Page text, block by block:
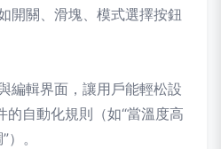
開關、滑塊、模式選擇按鈕
編輯界面，讓用戶能輕松設
的自動化規則（如“當溫度高
。